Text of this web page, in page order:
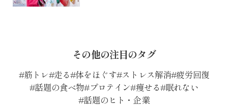
その他の注目のタグ
筋トレ 走る 体をほぐす ストレス解消 疲労回復
話題の食べ物 プロテイン 痩せる 眠れない
話題のヒト・企業